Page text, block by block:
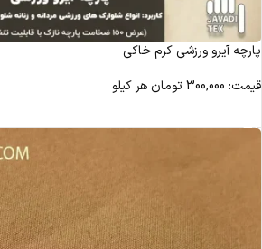
پارچه آیرو ورزشی کرم خاکی
قیمت: 300,000تومان هر کیلو